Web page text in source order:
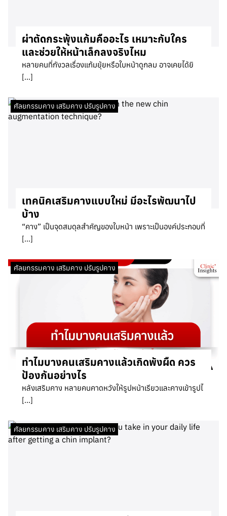
ผ่าตัดกระพุ้งแก้มคืออะไร เหมาะกับใคร
และช่วยให้หน้าเล็กลงจริงไหม
หลายคนที่กังวลเรื่องแก้มยุ้ยหรือใบหน้าดูกลม อาจเคยได้ยิ
[…]
ศัลยกรรมคาง เสริมคาง ปรับรูปคาง
เทคนิคเสริมคางแบบใหม่ มีอะไรพัฒนาไป
บ้าง
“คาง” เป็นจุดสมดุลสำคัญของใบหน้า เพราะเป็นองค์ประกอบที่
[…]
ศัลยกรรมคาง เสริมคาง ปรับรูปคาง
ทำไมบางคนเสริมคางแล้วเกิดพังผืด ควร
ป้องกันอย่างไร
หลังเสริมคาง หลายคนคาดหวังให้รูปหน้าเรียวและคางเข้ารูปไ
[…]
ศัลยกรรมคาง เสริมคาง ปรับรูปคาง